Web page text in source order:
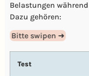
Belastungen
Dazu gehören:
Bitte swipen ➜
Test